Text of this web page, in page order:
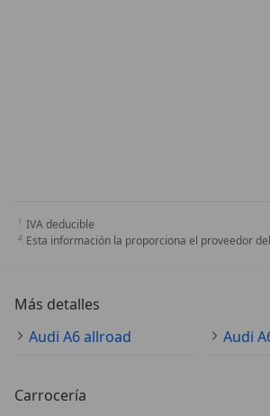
IVA deducible
Esta información la proporciona el proveedor
Más detalles
Audi A6 allroad
Carrocería